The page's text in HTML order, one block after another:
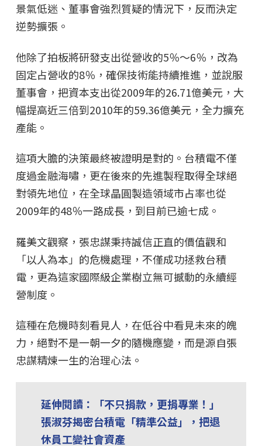
景氣低迷、董事會強烈質疑的情況下，反而決定
逆勢擴張。
他除了拍板將研發支出從營收的5％～6％，改為
固定占營收的8％，確保技術能持續推進，並說服
董事會，把資本支出從2009年的26.71億美元，大
幅提高近三倍到2010年的59.36億美元，全力擴充
產能。
這項大膽的決策最終被證明是對的。台積電不僅
度過金融海嘯，更在後來的先進製程取得全球絕
對領先地位，在全球晶圓製造領域市占率也從
2009年的48％一路成長，到目前已逾七成。
羅美文觀察，張忠謀秉持誠信正直的價值觀和
「以人為本」的危機處理，不僅成功拯救台積
電，更為這家國際級企業樹立無可撼動的永續經
營制度。
這種在危機時刻看見人，在低谷中看見未來的魄
力，絕對不是一朝一夕的隨機應變，而是源自張
忠謀精煉一生的治理心法。
延伸閱讀：「不只捐款，更捐專業！」
張淑芬揭密台積電「精準公益」，把退
休員工變社會資產